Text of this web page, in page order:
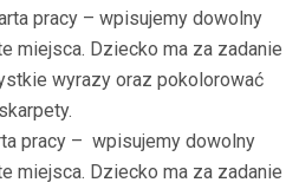
pracy – wpisujemy dowolny
miejsca. Dziecko ma za zadanie
wyrazy oraz pokolorować
skarpety.
pracy – wpisujemy dowolny
miejsca. Dziecko ma za zadanie